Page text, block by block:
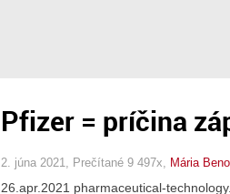
Pfizer = príčina
2. júna 2021, Prečítané 9 497x, Mária
26.apr.2021 pharmaceutical-